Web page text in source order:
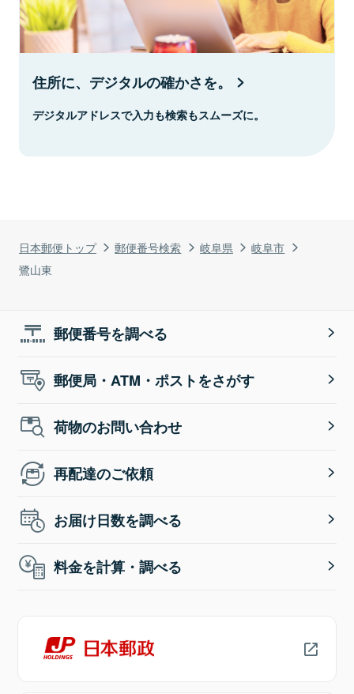
日本郵便トップ 郵便番号検索 岐阜県
岐阜市
鷺山東
住所に、デジタルの確かさを。
デジタルアドレスで入力も検索もスムーズに。
郵便番号を調べる
郵便局・ATM・ポストをさがす
荷物のお問い合わせ
再配達のご依頼
お届け日数を調べる
料金を計算・調べる